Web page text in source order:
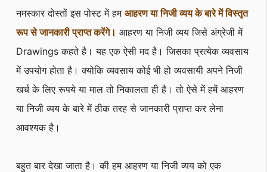
नमस्कार दोस्तों इस पोस्ट में हम आहरण या निजी व्यय के बारे में विस्तृत
रूप से जानकारी प्राप्त करेंगे। आहरण या निजी व्यय जिसे अंग्रेजी में
Drawings कहते है। यह एक ऐसी मद है। जिसका प्रत्येक व्यवसाय
में उपयोग होता है। क्योकि व्यवसाय कोई भी हो व्यवसायी अपने निजी
खर्च के लिए रूपये या माल तो निकालता ही है। तो ऐसे में हमें आहरण
या निजी व्यय के बारे में ठीक तरह से जानकारी प्राप्त कर लेना
आवश्यक है।
बहुत बार देखा जाता है। की हम आहरण या निजी व्यय को एक